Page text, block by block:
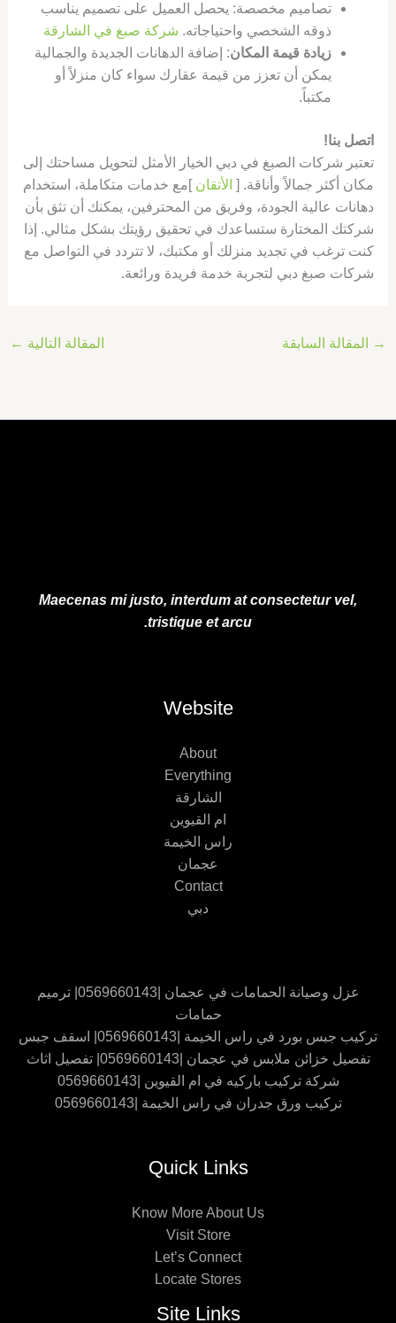
تصاميم مخصصة: يحصل العميل على تصميم يناسب
ذوقه الشخصي واحتياجاته. شركة صبغ في الشارقة
زيادة قيمة المكان: إضافة الدهانات الجديدة والجمالية
يمكن أن تعزز من قيمة عقارك سواء كان منزلاً أو
مكتباً.
اتصل بنا!
تعتبر شركات الصبغ في دبي الخيار الأمثل لتحويل مساحتك إلى
مكان أكثر جمالاً وأناقة. [ الأتقان ]مع خدمات متكاملة، استخدام
دهانات عالية الجودة، وفريق من المحترفين، يمكنك أن تثق بأن
شركتك المختارة ستساعدك في تحقيق رؤيتك بشكل مثالي. إذا
كنت ترغب في تجديد منزلك أو مكتبك، لا تتردد في التواصل مع
شركات صبغ دبي لتجربة خدمة فريدة ورائعة.
→ المقالة السابقة المقالة التالية ←
Maecenas mi justo, interdum at consectetur vel,
tristique et arcu.
Website
About
Everything
الشارقة
ام القيوين
راس الخيمة
عجمان
Contact
دبي
عزل وصيانة الحمامات في عجمان |0569660143| ترميم
حمامات
تركيب جبس بورد في راس الخيمة |0569660143| اسقف جبس
تفصيل خزائن ملابس في عجمان |0569660143| تفصيل اثاث
شركة تركيب باركيه في ام القيوين |0569660143
تركيب ورق جدران في راس الخيمة |0569660143
Quick Links
Know More About Us
Visit Store
Let’s Connect
Locate Stores
Site Links